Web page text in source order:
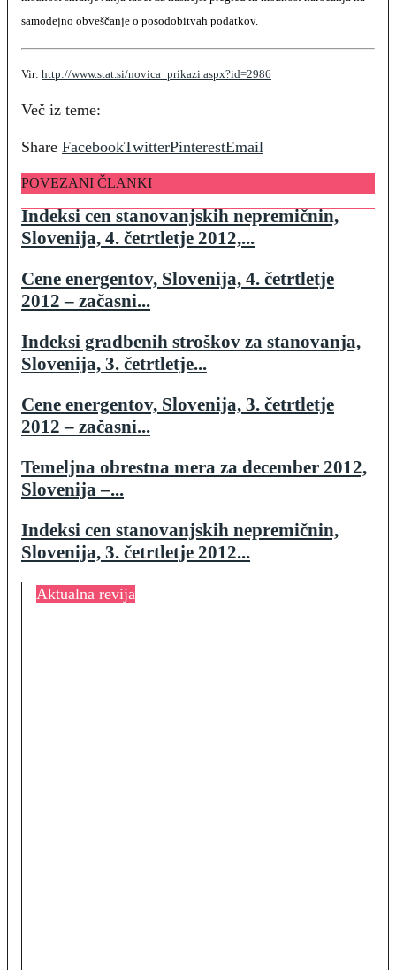
samodejno obveščanje o posodobitvah podatkov.
Vir: http://www.stat.si/novica_prikazi.aspx?id=2986
Več iz teme:
Share FacebookTwitterPinterestEmail
POVEZANI ČLANKI
Indeksi cen stanovanjskih nepremičnin,
Slovenija, 4. četrtletje 2012,...
Cene energentov, Slovenija, 4. četrtletje
2012 – začasni...
Indeksi gradbenih stroškov za stanovanja,
Slovenija, 3. četrtletje...
Cene energentov, Slovenija, 3. četrtletje
2012 – začasni...
Temeljna obrestna mera za december 2012,
Slovenija –...
Indeksi cen stanovanjskih nepremičnin,
Slovenija, 3. četrtletje 2012...
Aktualna revija